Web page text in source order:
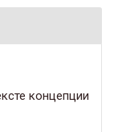
концепции